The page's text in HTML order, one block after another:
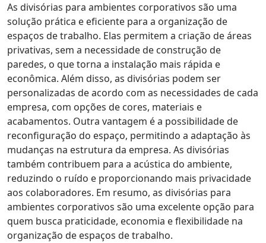
As divisórias para ambientes corporativos são uma
solução prática e eficiente para a organização de
espaços de trabalho. Elas permitem a criação de áreas
privativas, sem a necessidade de construção de
paredes, o que torna a instalação mais rápida e
econômica. Além disso, as divisórias podem ser
personalizadas de acordo com as necessidades de cada
empresa, com opções de cores, materiais e
acabamentos. Outra vantagem é a possibilidade de
reconfiguração do espaço, permitindo a adaptação às
mudanças na estrutura da empresa. As divisórias
também contribuem para a acústica do ambiente,
reduzindo o ruído e proporcionando mais privacidade
aos colaboradores. Em resumo, as divisórias para
ambientes corporativos são uma excelente opção para
quem busca praticidade, economia e flexibilidade na
organização de espaços de trabalho.